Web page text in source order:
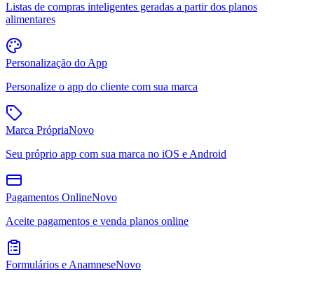
Listas de compras inteligentes geradas a partir dos planos
alimentares
Personalização do App
Personalize o app do cliente com sua marca
Marca PrópriaNovo
Seu próprio app com sua marca no iOS e Android
Pagamentos OnlineNovo
Aceite pagamentos e venda planos online
Formulários e AnamneseNovo